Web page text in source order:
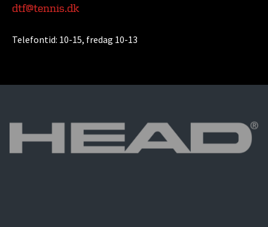
dtf@tennis.dk
Telefontid: 10-15, fredag 10-13